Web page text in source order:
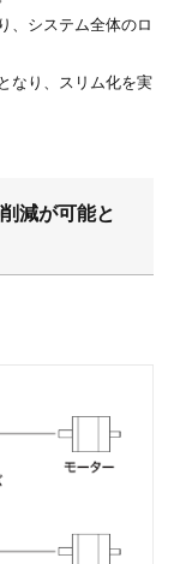
、システム全体のロ
なり、スリム化を実
減が可能と